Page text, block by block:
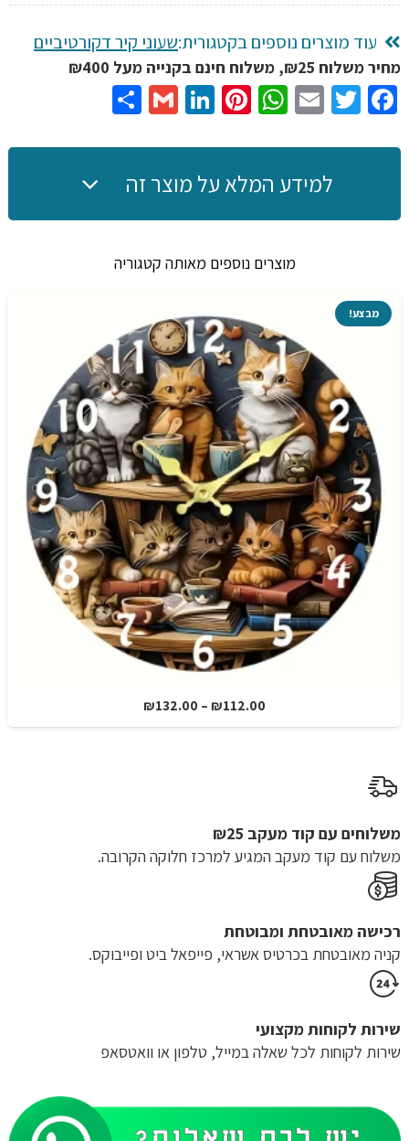
קיר
ענק
יוקרתי
מעוצב
ללא
וכסף
עוד מוצרים נוספים בקטגורית:שעוני קיר דקורטיביים
מחיר משלוח ₪25, משלוח חינם בקנייה מעל ₪400
Facebook
Twitter
Email
WhatsApp
Pinterest
LinkedIn
Gmail
למידע המלא על מוצר זה
מוצרים נוספים מאותה קטגוריה
מבצע!
₪112.00
–
₪132.00
מחירים:
משלוחים עם קוד מעקב ₪25
משלוח​ עם קוד מעקב המגיע למרכז חלוקה הקרובה.
רכישה​ ​מאובטחת ומבוטחת
קניה מאובטחת בכרטיס אשראי, פייפאל ביט ופייבוקס.
שירות לקוחות מקצועי
שירות לקוחות לכל שאלה במייל, טלפון או וואטסאפ